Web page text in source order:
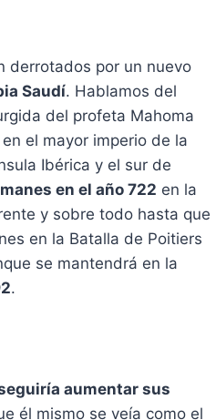
derrotados por un nuevo
Saudí. Hablamos del
del profeta Mahoma
el mayor imperio de la
Ibérica y el sur de
en el año 722 en la
y sobre todo hasta que
en la Batalla de Poitiers
se mantendrá en la
.
aumentar sus
él mismo se veía como el